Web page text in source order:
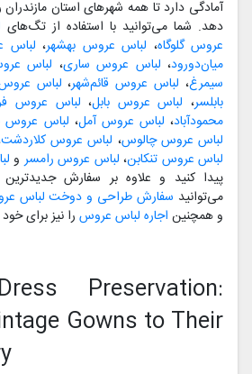
آمادگی دارد تا همه شهرهای استان
دهد. شما می‌توانید با استفاده از تگ‌های
عروس گلوگاه، لباس عروس بهشهر، لباس
میان‌دورود، لباس عروس ساری، لباس
سیمرغ، لباس عروس قائم‌شهر، لباس
بابلسر، لباس عروس بابل، لباس عروس
محمودآباد، لباس عروس آمل، لباس عروس
لباس عروس چالوس، لباس عروس کلاردشت
لباس عروس تنکابن، لباس عروس رامسر و
پیدا کنید و علاوه بر سفارش
می‌توانید سفارش طراحی و دوخت لباس
و همچنین اجاره لباس عروس را نیز برای
Preservation:
Gowns to Their